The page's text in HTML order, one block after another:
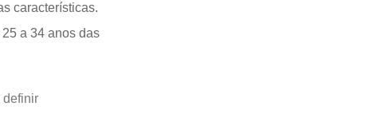
características.
a 34 anos das
definir